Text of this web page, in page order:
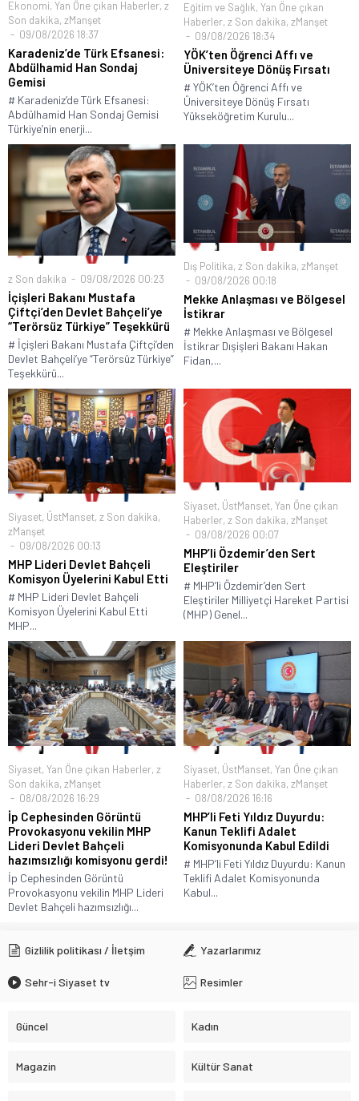
Ekonomi, Yan Öne çıkan Haberler, z
Son dakika, zManşet
09/08/2026 18:37
Karadeniz’de Türk Efsanesi:
Abdülhamid Han Sondaj
Gemisi
# Karadeniz’de Türk Efsanesi:
Abdülhamid Han Sondaj Gemisi
Türkiye’nin enerji...
Eğitim ve Sağlık, Yan Öne çıkan
Haberler, z Son dakika, zManşet
09/08/2026 18:34
YÖK’ten Öğrenci Affı ve
Üniversiteye Dönüş Fırsatı
# YÖK’ten Öğrenci Affı ve
Üniversiteye Dönüş Fırsatı
Yükseköğretim Kurulu...
z Son dakika 09/08/2026 00:23
İçişleri Bakanı Mustafa
Çiftçi’den Devlet Bahçeli’ye
“Terörsüz Türkiye” Teşekkürü
# İçişleri Bakanı Mustafa Çiftçi’den
Devlet Bahçeli’ye “Terörsüz Türkiye”
Teşekkürü...
Dış Politika, z Son dakika, zManşet
09/08/2026 00:18
Mekke Anlaşması ve Bölgesel
İstikrar
# Mekke Anlaşması ve Bölgesel
İstikrar Dışişleri Bakanı Hakan
Fidan,...
Siyaset, ÜstManset, z Son dakika,
zManşet
09/08/2026 00:13
MHP Lideri Devlet Bahçeli
Komisyon Üyelerini Kabul Etti
# MHP Lideri Devlet Bahçeli
Komisyon Üyelerini Kabul Etti
MHP...
Siyaset, ÜstManset, Yan Öne çıkan
Haberler, z Son dakika, zManşet
09/08/2026 00:07
MHP’li Özdemir’den Sert
Eleştiriler
# MHP’li Özdemir’den Sert
Eleştiriler Milliyetçi Hareket Partisi
(MHP) Genel...
Siyaset, Yan Öne çıkan Haberler, z
Son dakika, zManşet
08/08/2026 16:29
İp Cephesinden Görüntü
Provokasyonu vekilin MHP
Lideri Devlet Bahçeli
hazımsızlığı komisyonu gerdi!
İp Cephesinden Görüntü
Provokasyonu vekilin MHP Lideri
Devlet Bahçeli hazımsızlığı...
Siyaset, ÜstManset, Yan Öne çıkan
Haberler, z Son dakika, zManşet
08/08/2026 16:16
MHP’li Feti Yıldız Duyurdu:
Kanun Teklifi Adalet
Komisyonunda Kabul Edildi
# MHP’li Feti Yıldız Duyurdu: Kanun
Teklifi Adalet Komisyonunda
Kabul...
Gizlilik politikası / İletşim Yazarlarımız
Sehr-i Siyaset tv Resimler
Güncel Kadın
Magazin Kültür Sanat